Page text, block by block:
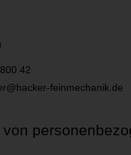
42
feinmechanik.de